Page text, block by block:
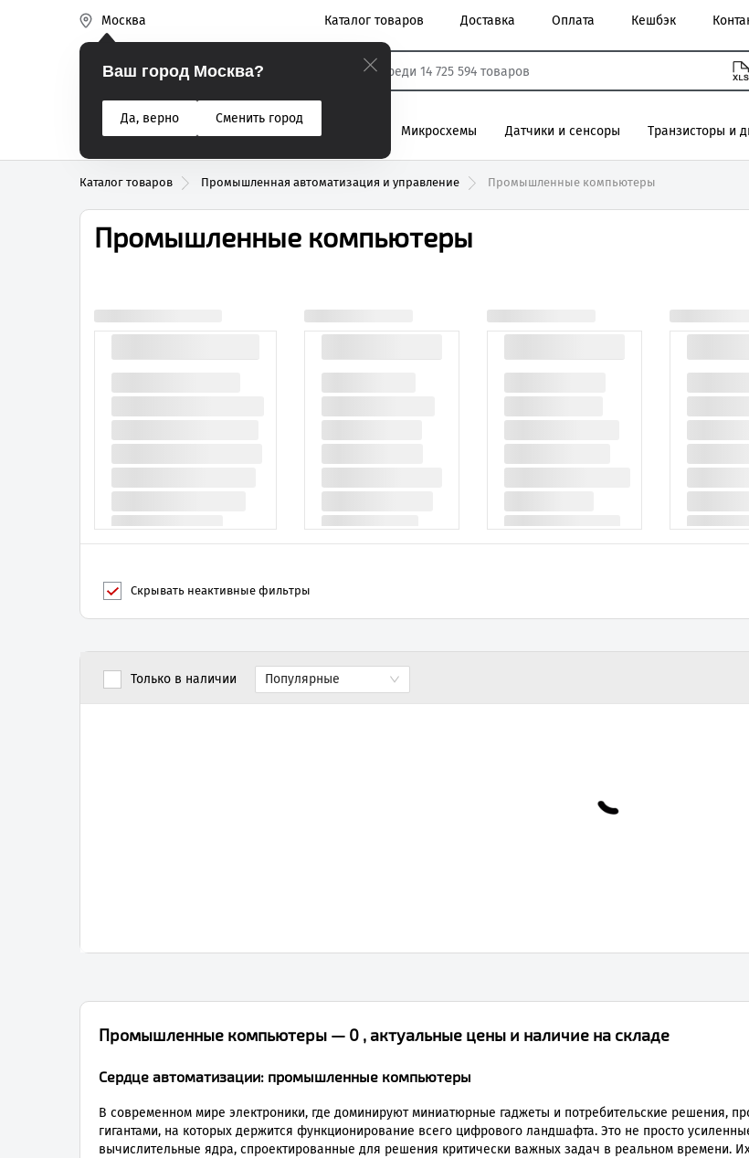
Москва Каталог товаров Доставка Оплата Кешбэк
Реле электромагнитные
Эиком
Ваш город Москва?
Да, верно
Сменить город
% Акции
Разъемы Вентиляторы Микросхемы Датчики и сенсоры Транзисторы и
Каталог товаров Промышленная автоматизация и управление Промышленные компьютеры
Промышленные компьютеры
Скрывать неактивные фильтры
Только в наличии Популярные
Промышленные компьютеры — 0 , актуальные цены и наличие на складе
Сердце автоматизации: промышленные компьютеры
В современном мире электроники, где доминируют миниатюрные гаджеты и потребительские решения,
гигантами, на которых держится функционирование всего цифрового ландшафта. Это не просто
вычислительные ядра, спроектированные для решения критически важных задач в реальном времени.